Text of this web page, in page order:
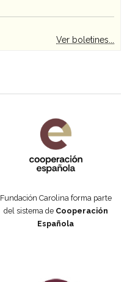
Ver boletines...
Fundación Carolina forma parte
del sistema de Cooperación
Española